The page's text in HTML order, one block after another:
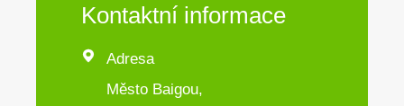
Kontaktní informace

Adresa
Město Baigou,